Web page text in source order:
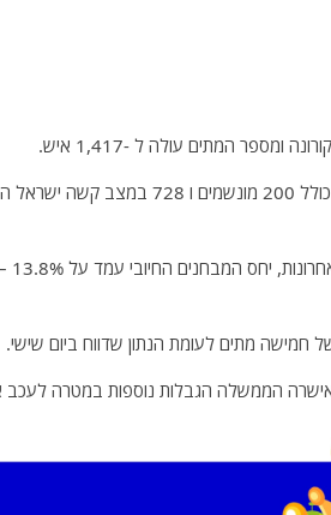
אישרה הממשלה הגבלות נוספות במטרה